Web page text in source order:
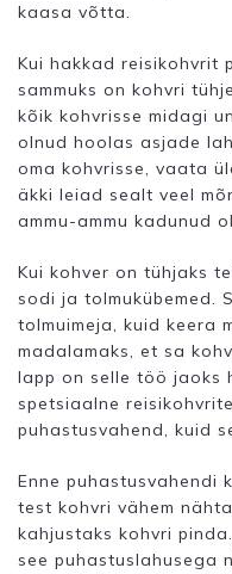
kaasa võtta.
Kui hakkad reisikohvrit
sammuks on kohvri
kõik kohvrisse midagi
olnud hoolas asjade
oma kohvrisse, vaata
äkki leiad sealt veel
ammu-ammu kadunud
Kui kohver on tühjaks
sodi ja tolmukübemed.
tolmuimeja, kuid keera
madalamaks, et sa
lapp on selle töö jaoks
spetsiaalne
puhastusvahend, kuid
Enne puhastusvahendi
test kohvri vähem
kahjustaks kohvri
see puhastuslahusega